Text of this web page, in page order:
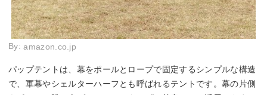
By:amazon.co.jp
パップテントは、幕をポールとロープで固定するシンプルな構造
で、軍幕やシェルターハーフとも呼ばれるテントです。幕の片側